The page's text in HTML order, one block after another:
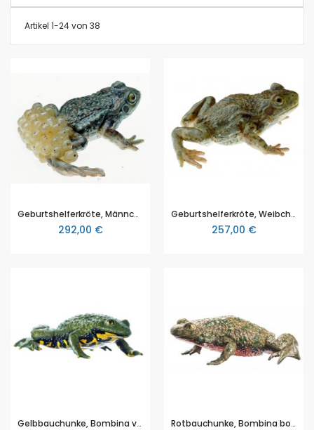
Artikel 1-24von 38
Geburtshelferkröte, Männchen mit Laich, von SOMSO® (ZoS 1008), Alytes obstetricans, in natürlicher Größe, aus SOMSO-Plast®
292,00 €
Geburtshelferkröte, Weibchen, von SOMSO® (ZoS 1008/1), Alytes obstetricans, in natürlicher Größe, aus SOMSO-Plast®
257,00 €
Gelbbauchunke, Bombina variegata, von SOMSO® (ZoS 1009), in natürlicher Größe, aus SOMSO-Plast® Rotbauchunke, Bombina bombina, von SOMSO® (ZoS 1010/1), in natürlicher Größe, aus SOMSO-Plast®